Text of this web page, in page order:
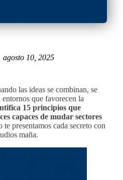
agosto 10, 2025
las ideas se combinan, se
que favorecen la
15 principios que
capaces de mudar sectores
te presentamos cada secreto con
maña.